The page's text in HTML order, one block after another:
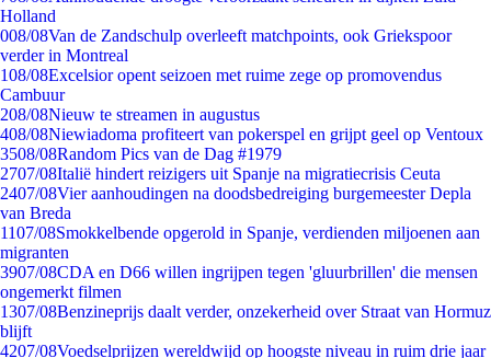
Holland
008/08Van de Zandschulp overleeft matchpoints, ook Griekspoor
verder in Montreal
108/08Excelsior opent seizoen met ruime zege op promovendus
Cambuur
208/08Nieuw te streamen in augustus
408/08Niewiadoma profiteert van pokerspel en grijpt geel op Ventoux
3508/08Random Pics van de Dag #1979
2707/08Italië hindert reizigers uit Spanje na migratiecrisis Ceuta
2407/08Vier aanhoudingen na doodsbedreiging burgemeester Depla
van Breda
1107/08Smokkelbende opgerold in Spanje, verdienden miljoenen aan
migranten
3907/08CDA en D66 willen ingrijpen tegen 'gluurbrillen' die mensen
ongemerkt filmen
1307/08Benzineprijs daalt verder, onzekerheid over Straat van Hormuz
blijft
4207/08Voedselprijzen wereldwijd op hoogste niveau in ruim drie jaar